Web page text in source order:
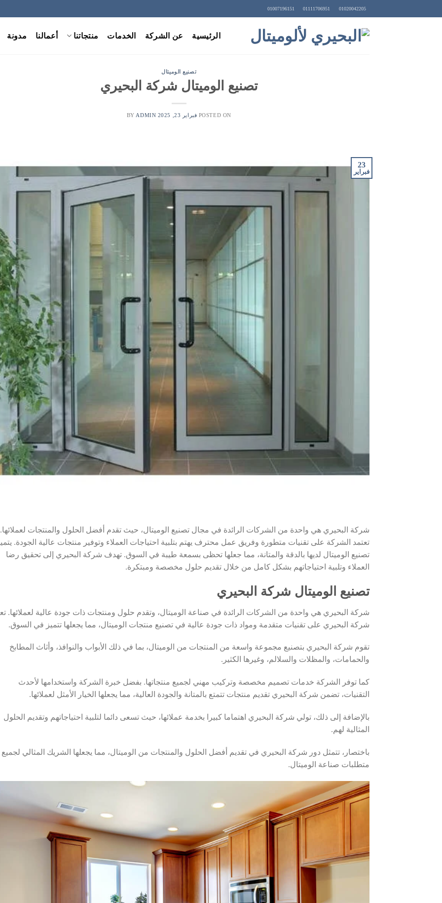
to
01020042205
01111706951
01007196151
الرئيسية عن الشركة الخدمات منتجاتنا أعمالنا مدونة
تصنيع الوميتال
تصنيع الوميتال شركة البحيري
POSTED ON فبراير 23, 2025 ADMIN
23
فبراير
شركة البحيري هي واحدة من الشركات الرائدة في مجال تصنيع الوميتال، حيث تقدم أفضل الحلول والمنتجات لعملائها.
تعتمد الشركة على تقنيات متطورة وفريق عمل محترف يهتم بتلبية احتياجات العملاء وتوفير منتجات عالية الجودة.
تصنيع الوميتال لديها بالدقة والمتانة، مما جعلها تحظى بسمعة طيبة في السوق. تهدف شركة البحيري إلى تحقيق رضا
العملاء وتلبية احتياجاتهم بشكل كامل من خلال تقديم حلول مخصصة ومبتكرة.
تصنيع الوميتال شركة البحيري
شركة البحيري هي واحدة من الشركات الرائدة في صناعة الوميتال، وتقدم حلول ومنتجات ذات جودة عالية لعملائها.
شركة البحيري على تقنيات متقدمة ومواد ذات جودة عالية في تصنيع منتجات الوميتال، مما يجعلها تتميز في السوق.
تقوم شركة البحيري بتصنيع مجموعة واسعة من المنتجات من الوميتال، بما في ذلك الأبواب والنوافذ، وأثاث المطابخ
والحمامات، والمظلات والسلالم، وغيرها الكثير.
كما توفر الشركة خدمات تصميم مخصصة وتركيب مهني لجميع منتجاتها. بفضل خبرة الشركة واستخدامها لأحدث
التقنيات، تضمن شركة البحيري تقديم منتجات تتمتع بالمتانة والجودة العالية، مما يجعلها الخيار الأمثل لعملائها.
بالإضافة إلى ذلك، تولي شركة البحيري اهتماما كبيرا بخدمة عملائها، حيث تسعى دائما لتلبية احتياجاتهم وتقديم الحلول
المثالية لهم.
باختصار، تتمثل دور شركة البحيري في تقديم أفضل الحلول والمنتجات من الوميتال، مما يجعلها الشريك المثالي لجميع
متطلبات صناعة الوميتال.